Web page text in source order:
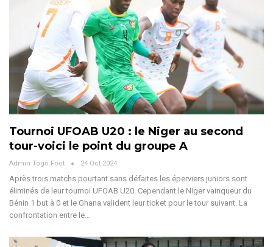
Tournoi UFOAB U20 : le Niger au second
tour-voici le point du groupe A
Admin Togo Foot 24 Oct 2024
Après trois matchs pourtant sans défaites les éperviers juniors sont
éliminés de leur tournoi UFOAB U20. Cependant le Niger vainqueur du
Bénin 1 but à 0 et le Ghana valident leur ticket pour le tour suivant. La
confrontation entre le…